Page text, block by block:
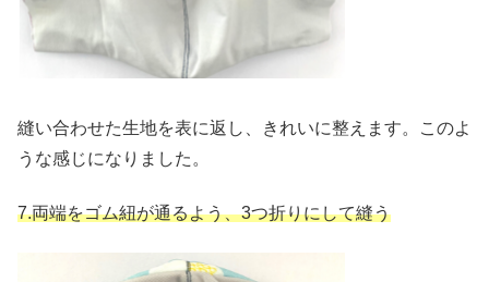
縫い合わせた生地を表に返し、きれいに整えます。このよ
うな感じになりました。
7.両端をゴム紐が通るよう、3つ折りにして縫う